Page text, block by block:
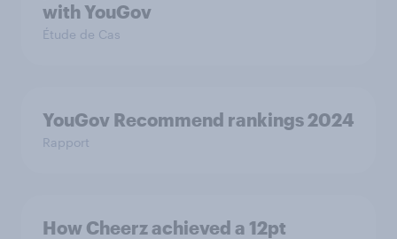
with YouGov
Étude de Cas
YouGov Recommend rankings 2024
Rapport
How Cheerz achieved a 12pt